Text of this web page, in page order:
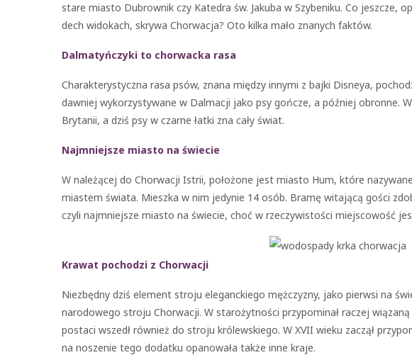
stare miasto Dubrownik czy Katedra św. Jakuba w Szybeniku. Co jeszcze,
dech widokach, skrywa Chorwacja? Oto kilka mało znanych faktów.
Dalmatyńczyki to chorwacka rasa
Charakterystyczna rasa psów, znana między innymi z bajki Disneya,
dawniej wykorzystywane w Dalmacji jako psy gończe, a później obronne.
Brytanii, a dziś psy w czarne łatki zna cały świat.
Najmniejsze miasto na świecie
W należącej do Chorwacji Istrii, położone jest miasto Hum, które
miastem świata. Mieszka w nim jedynie 14 osób. Bramę witającą gości
czyli najmniejsze miasto na świecie, choć w rzeczywistości miejscowość
Krawat pochodzi z Chorwacji
Niezbędny dziś element stroju eleganckiego mężczyzny, jako pierwsi na
narodowego stroju Chorwacji. W starożytności przypominał raczej
postaci wszedł również do stroju królewskiego. W XVII wieku zaczął
na noszenie tego dodatku opanowała także inne kraje.